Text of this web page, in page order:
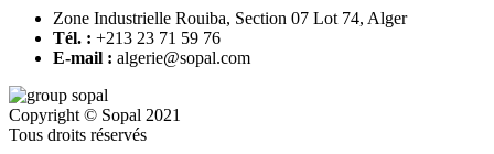
Zone Industrielle Rouiba, Section 07 Lot 74, Alger
Tél. : +213 23 71 59 76
E-mail : algerie@sopal.com
Copyright © Sopal 2021
Tous droits réservés